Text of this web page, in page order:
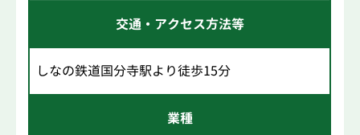
交通・アクセス方法等
しなの鉄道国分寺駅より徒歩15分
業種